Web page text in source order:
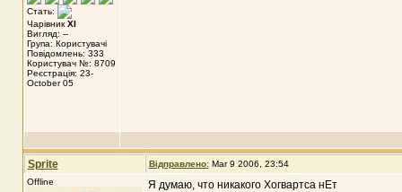
Стать:
Чарівник XI
Вигляд: --
Група: Користувачі
Повідомлень: 333
Користувач №: 8709
Реєстрація: 23-
October 05
Sprite Відправлено: Mar 9 2006, 23:54
Offline
Я думаю, что никакого Хогвартса нЕт